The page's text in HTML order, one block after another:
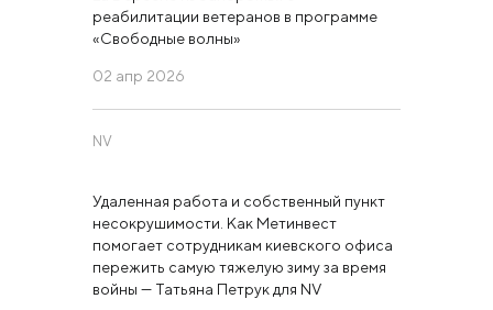
реабилитации ветеранов в программе
«Свободные волны»
02 апр 2026
NV
Удаленная работа и собственный пункт
несокрушимости. Как Метинвест
помогает сотрудникам киевского офиса
пережить самую тяжелую зиму за время
войны — Татьяна Петрук для NV